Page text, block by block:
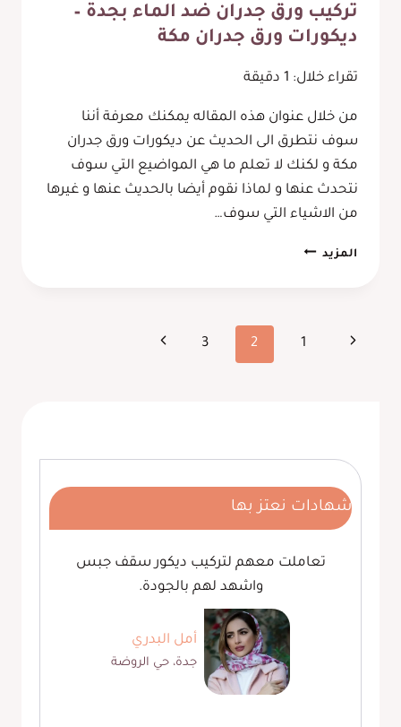
تركيب ورق جدران ضد الماء بجدة –
ديكورات ورق جدران مكة
تقراء خلال: دقيقة
من خلال عنوان هذه المقاله يمكنك معرفة أننا
سوف نتطرق الى الحديث عن ديكورات ورق جدران
مكة و لكنك لا تعلم ما هي المواضيع التي سوف
نتحدث عنها و لماذا نقوم أيضا بالحديث عنها و غيرها
من الاشياء التي سوف…
المزيد تركيب
بجدة
تنقل
الصفحة 1
2
3 الصفحة
شهادات نعتز بها
تعاملت معهم لتركيب ديكور سقف جبس
واشهد لهم بالجودة.
أمل البدري
جدة، حي الروضة